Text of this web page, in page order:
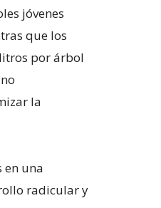
jóvenes
que los
por árbol
la
en una
radicular y